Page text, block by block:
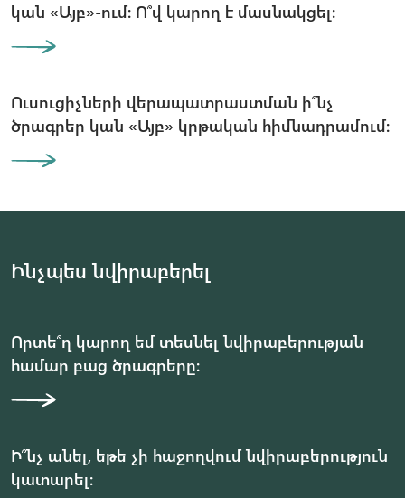
կան «Այբ»-ում։ Ո՞վ կարող է մասնակցել։
Ուսուցիչների վերապատրաստման ի՞նչ
ծրագրեր կան «Այբ» կրթական հիմնադրամում։
Ինչպես նվիրաբերել
Որտե՞ղ կարող եմ տեսնել նվիրաբերության
համար բաց ծրագրերը։
Ի՞նչ անել, եթե չի հաջողվում նվիրաբերություն
կատարել։